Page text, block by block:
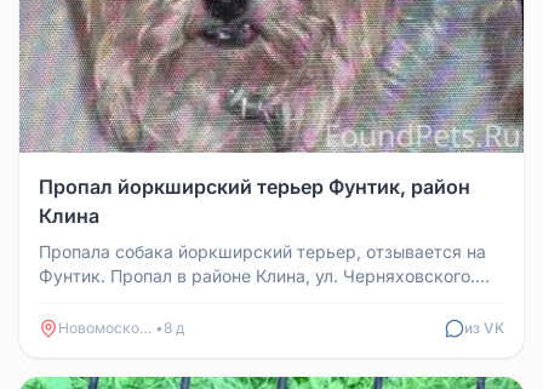
Пропал йоркширский терьер Фунтик, район
Клина
Пропала собака йоркширский терьер, отзывается на
Фунтик. Пропал в районе Клина, ул. Черняховского.
Новомосковск • 8 д из VK